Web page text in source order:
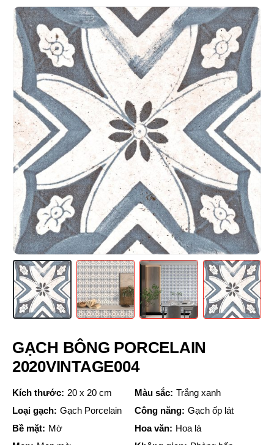
GẠCH BÔNG PORCELAIN
2020VINTAGE004
Kích thước: 20 x 20 cm Màu sắc: Trắng xanh
Loại gạch: Gạch Porcelain Công năng: Gạch ốp lát
Bề mặt: Mờ Hoa văn: Hoa lá